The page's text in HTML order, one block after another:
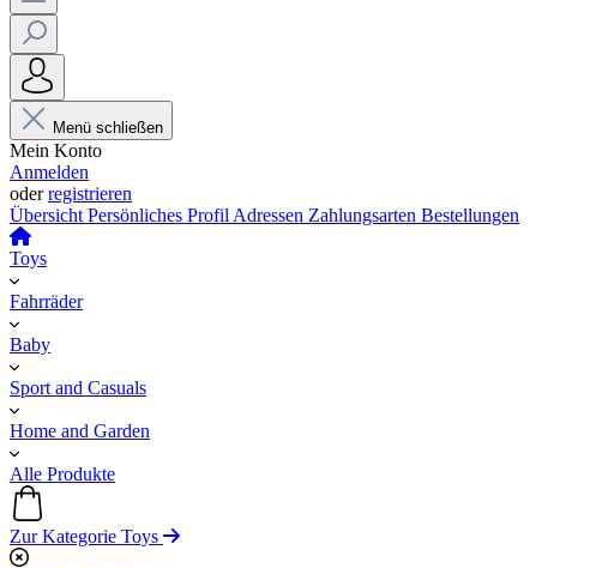
Menü schließen
Mein Konto
Anmelden
oderregistrieren
Übersicht Persönliches Profil Adressen Zahlungsarten Bestellungen
Toys
Fahrräder
Baby
Sport and Casuals
Home and Garden
Alle Produkte
Zur Kategorie Toys